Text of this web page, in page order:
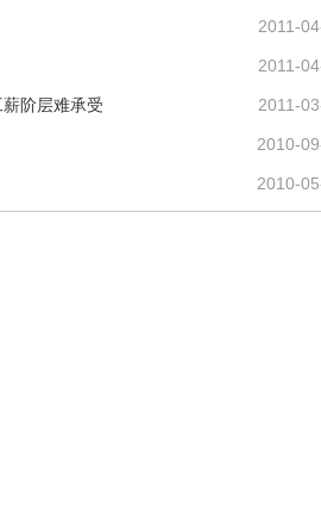
2011-
2011-
2011-
阶层难承受
2010-
2010-